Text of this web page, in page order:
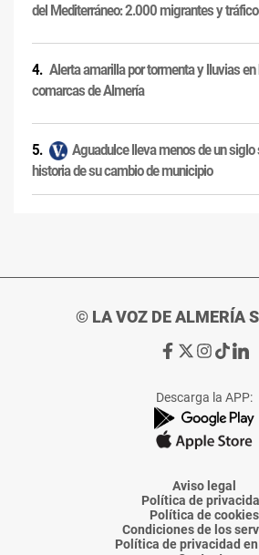
del Mediterráneo: 2.000 migrantes y
Alerta amarilla por tormenta y lluvias
comarcas de Almería
Aguadulce lleva menos de un siglo
historia de su cambio de municipio
© LA VOZ DE ALMERÍA
Ir
de
La
Voz
Almería
Ir
de
La
Voz
Almería
Ir
de
La
Voz
Almería
Ir
de
La
Voz
Ir
de
La
Descarga la APP:
Aviso legal
Política de
Política de cookies
Condiciones de los
Política de privacidad en